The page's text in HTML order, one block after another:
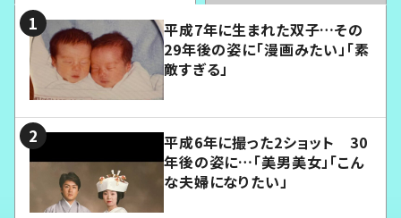
平成7年に生まれた双子…その
29年後の姿に「漫画みたい」「素
敵すぎる」
平成6年に撮った2ショット 30
年後の姿に…「美男美女」「こん
な夫婦になりたい」